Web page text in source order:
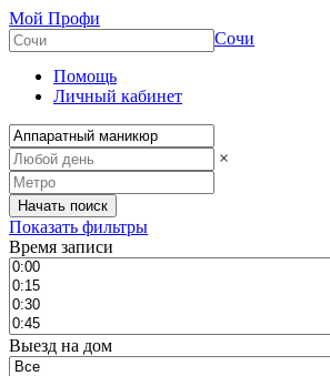
Мой Профи
Сочи
Помощь
Личный кабинет
×
Показать фильтры
Время записи
Выезд на дом